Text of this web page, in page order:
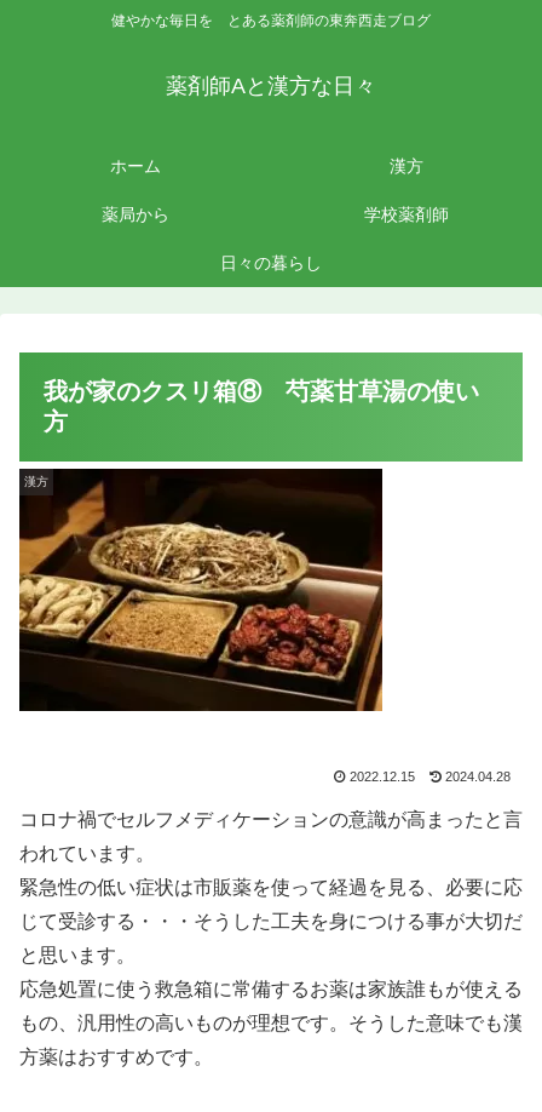
健やかな毎日を とある薬剤師の東奔西走ブログ
薬剤師Aと漢方な日々
ホーム 漢方
薬局から 学校薬剤師
日々の暮らし
我が家のクスリ箱⑧ 芍薬甘草湯の使い
方
漢方
2022.12.15 2024.04.28
コロナ禍でセルフメディケーションの意識が高まったと言
われています。
緊急性の低い症状は市販薬を使って経過を見る、必要に応
じて受診する・・・そうした工夫を身につける事が大切だ
と思います。
応急処置に使う救急箱に常備するお薬は家族誰もが使える
もの、汎用性の高いものが理想です。そうした意味でも漢
方薬はおすすめです。